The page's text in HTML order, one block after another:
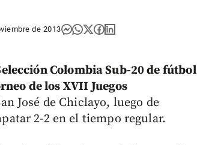
de 2013
Colombia Sub-20 de fútbol
de los XVII Juegos
José de Chiclayo, luego de
2-2 en el tiempo regular.